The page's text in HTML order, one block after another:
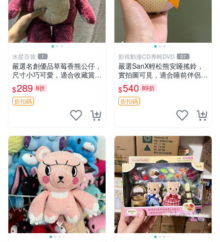
水星百貨 1
嚴選名創優品草莓香熊公仔，
尺寸小巧可愛，適合收藏賞玩
30cm 玩具 公仔 草莓熊
$289 8折
折扣碼
影視動漫CD專輯DVD 57
嚴選SanX輕松熊安睡搖鈴，
實拍圖可見，適合睡前伴侶，
Picks安撫好物 0325 懸吊 電
腦
$540 89折
折扣碼